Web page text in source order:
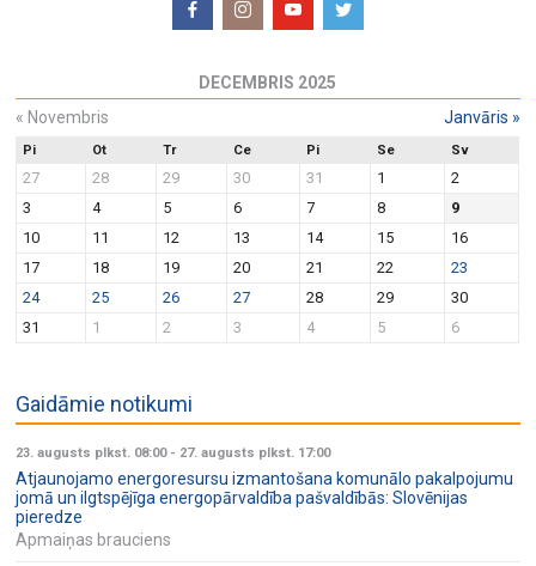
DECEMBRIS 2025
« Novembris Janvāris »
Pi Ot Tr Ce Pi Se Sv
27 28 29 30 31 1
2
3
4 5 6 7 8
9
10
11 12 13 14 15
16
17
18 19 20 21 22
23
24
25 26 27 28 29
30
31
1 2 3 4 5 6
Gaidāmie notikumi
23. augusts plkst. 08:00- 27. augusts plkst. 17:00
Atjaunojamo energoresursu izmantošana komunālo pakalpojumu
jomā un ilgtspējīga energopārvaldība pašvaldībās: Slovēnijas
pieredze
Apmaiņas brauciens